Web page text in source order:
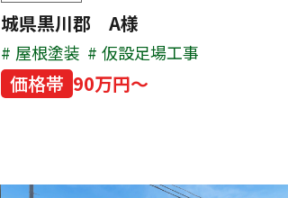
城県黒川郡 A様
屋根塗装 仮設足場工事
価格帯 90万円～